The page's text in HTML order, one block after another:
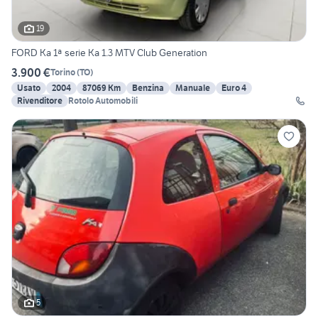
19
FORD Ka 1ª serie Ka 1.3 MTV Club Generation
3.900 €Torino(TO)
Usato
2004 87069 Km Benzina Manuale
Euro 4
Rivenditore Rotolo Automobili
5